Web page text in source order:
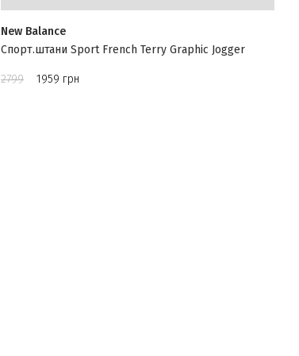
New Balance
Спорт.штани Sport French Terry Graphic Jogger
2799 1959 грн